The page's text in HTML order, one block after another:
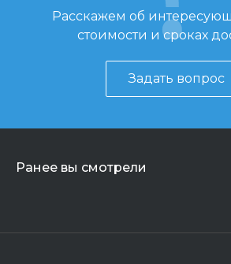
Расскажем об
стоимости и сроках
Задать вопрос
Ранее вы смотрели